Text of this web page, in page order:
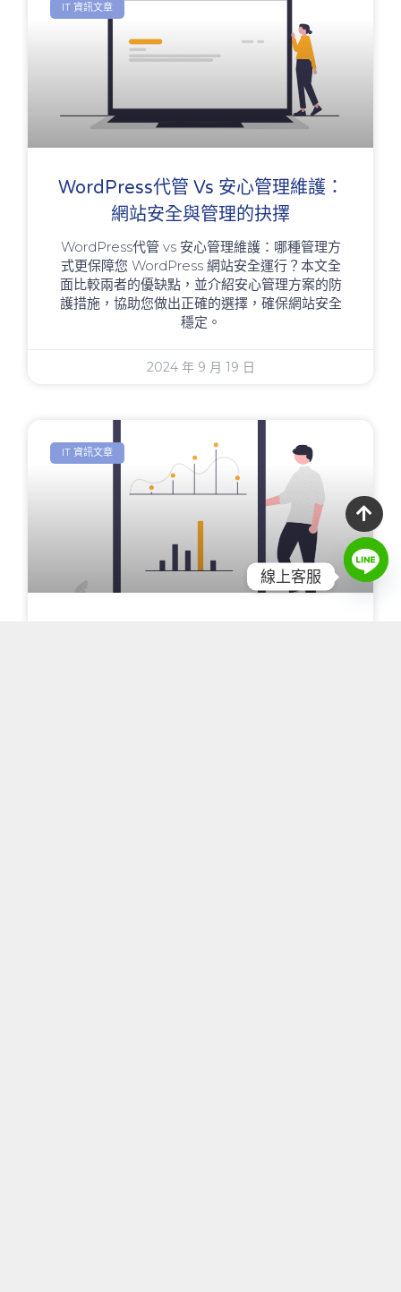
IT 資訊文章
WordPress代管 Vs 安心管理維護：
網站安全與管理的抉擇
WordPress代管 vs 安心管理維護：哪種管理方
式更保障您 WordPress 網站安全運行？本文全
面比較兩者的優缺點，並介紹安心管理方案的防
護措施，協助您做出正確的選擇，確保網站安全
穩定。
2024 年 9 月 19 日
IT 資訊文章
線上客服